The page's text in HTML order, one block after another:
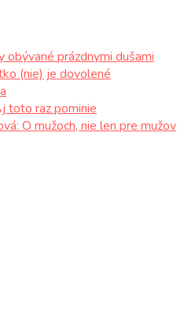
obývané prázdnymi dušami
(nie) je dovolené
toto raz pominie
O mužoch, nie len pre mužov